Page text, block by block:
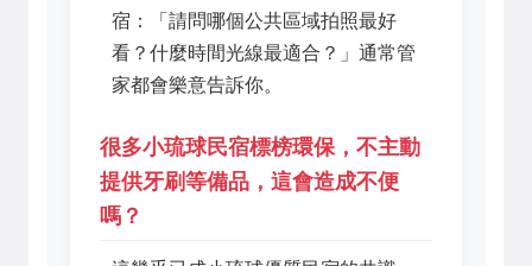
宿：「請問哪個公共區域拍照最好
看？什麼時間光線最適合？」通常管
家都會樂意告訴你。
很多小琉球民宿標榜環保，不主動
提供牙刷等備品，這會造成不便
嗎？